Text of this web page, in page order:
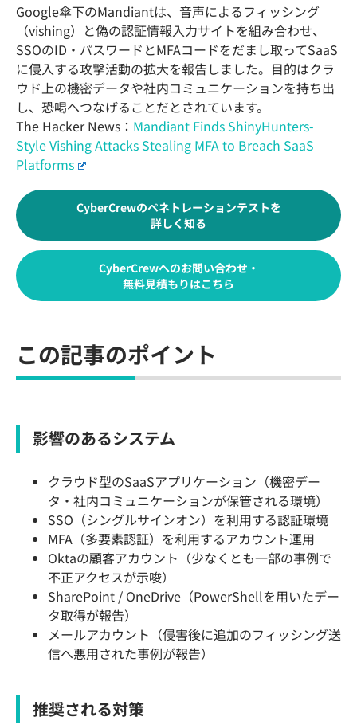
Google傘下のMandiantは、音声によるフィッシング
（vishing）と偽の認証情報入力サイトを組み合わせ、
SSOのID・パスワードとMFAコードをだまし取ってSaaS
に侵入する攻撃活動の拡大を報告しました。目的はクラ
ウド上の機密データや社内コミュニケーションを持ち出
し、恐喝へつなげることだとされています。
The Hacker News： Mandiant Finds ShinyHunters-
Style Vishing Attacks Stealing MFA to Breach SaaS
Platforms
CyberCrewのペネトレーションテストを
詳しく知る
CyberCrewへのお問い合わせ・
無料見積もりはこちら
この記事のポイント
影響のあるシステム
クラウド型のSaaSアプリケーション（機密デー
タ・社内コミュニケーションが保管される環境）
SSO（シングルサインオン）を利用する認証環境
MFA（多要素認証）を利用するアカウント運用
Oktaの顧客アカウント（少なくとも一部の事例で
不正アクセスが示唆）
SharePoint / OneDrive（PowerShellを用いたデー
タ取得が報告）
メールアカウント（侵害後に追加のフィッシング送
信へ悪用された事例が報告）
推奨される対策